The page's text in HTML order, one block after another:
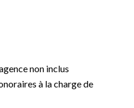
non inclus
à la charge de